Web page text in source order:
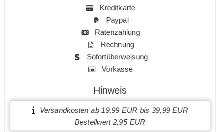
Kreditkarte
Paypal
Ratenzahlung
Rechnung
Sofortüberweisung
Vorkasse
Hinweis
Versandkosten ab 19,99 EUR bis 39,99 EUR
Bestellwert 2,95 EUR